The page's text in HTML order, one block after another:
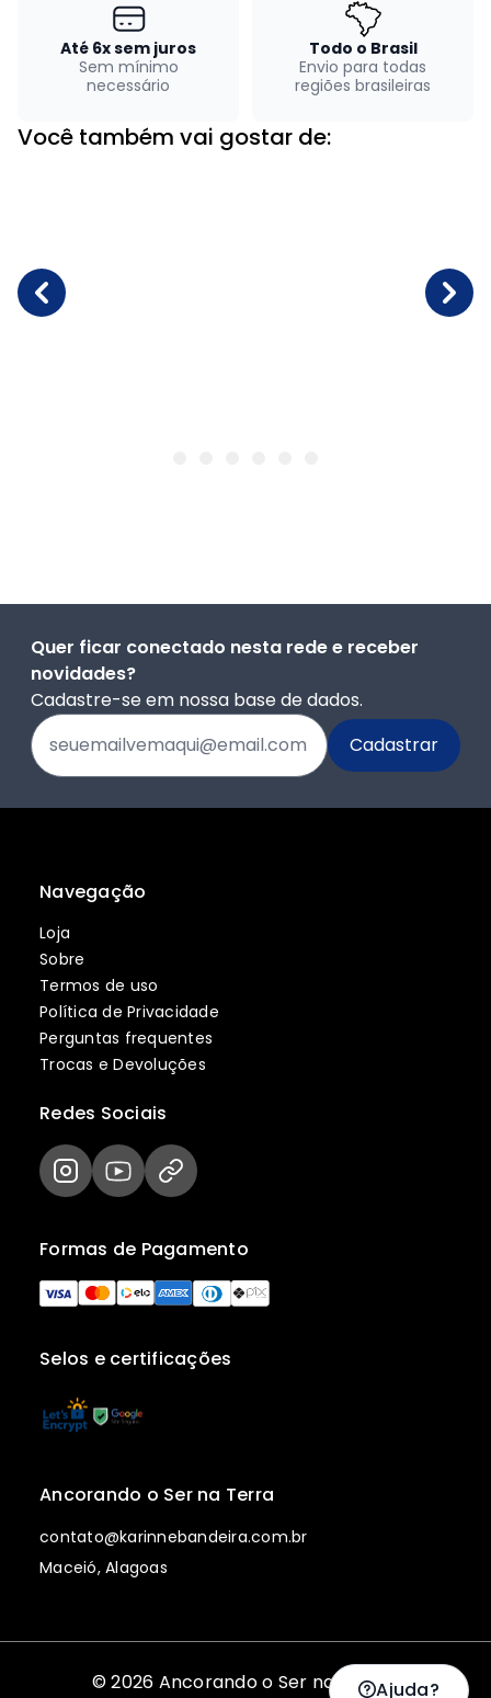
Até 6x sem juros
Sem mínimo
necessário
Todo o Brasil
Envio para todas
regiões brasileiras
Você também vai gostar de:
Quer ficar conectado nesta rede e receber
novidades?
Cadastre-se em nossa base de dados.
Navegação
Loja
Sobre
Termos de uso
Política de Privacidade
Perguntas frequentes
Trocas e Devoluções
Selos e certificações
Formas de Pagamento
Redes Sociais
Ancorando o Ser na Terra
contato@karinnebandeira.com.br
Maceió, Alagoas
© 2026 Ancorando o Ser na Terra |Ajuda?